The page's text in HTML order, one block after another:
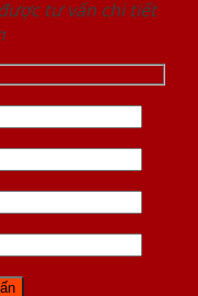
tư vấn chi tiết